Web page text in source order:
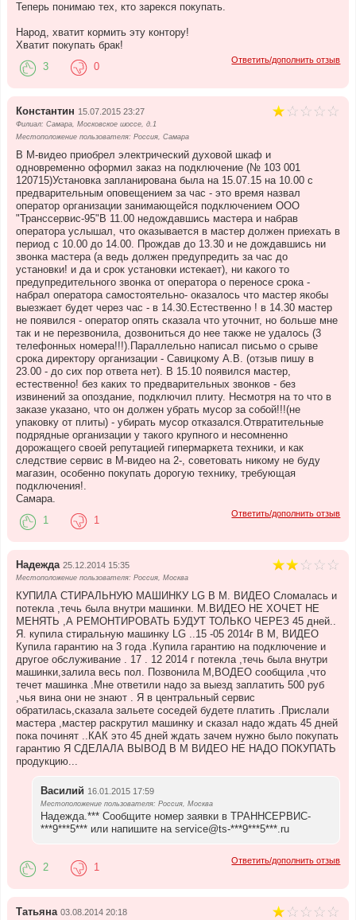
Теперь понимаю тех, кто зарекся покупать.
Народ, хватит кормить эту контору!
Хватит покупать брак!
Ответить/дополнить отзыв
3 0
Константин 15.07.2015 23:27
Филиал: Самара, Московское шоссе, д.1
Местоположение пользователя: Россия, Самара
В М-видео приобрел электрический духовой шкаф и
одновременно оформил заказ на подключение (№ 103 001
120715)Установка запланирована была на 15.07.15 на 10.00 с
предварительным оповещением за час - это время назвал
оператор организации занимающейся подключением ООО
"Транссервис-95"В 11.00 недождавшись мастера и набрав
оператора услышал, что оказывается в мастер должен приехать в
период с 10.00 до 14.00. Прождав до 13.30 и не дождавшись ни
звонка мастера (а ведь должен предупредить за час до
установки! и да и срок установки истекает), ни какого то
предупредительного звонка от оператора о переносе срока -
набрал оператора самостоятельно- оказалось что мастер якобы
выезжает будет через час - в 14.30.Естественно ! в 14.30 мастер
не появился - оператор опять сказала что уточнит, но больше мне
так и не перезвонила, дозвониться до нее также не удалось (3
телефонных номера!!!).Параллельно написал письмо о срыве
срока директору организации - Савицкому А.В. (отзыв пишу в
23.00 - до сих пор ответа нет). В 15.10 появился мастер,
естественно! без каких то предварительных звонков - без
извинений за опоздание, подключил плиту. Несмотря на то что в
заказе указано, что он должен убрать мусор за собой!!!(не
упаковку от плиты) - убирать мусор отказался.Отвратительные
подрядные организации у такого крупного и несомненно
дорожащего своей репутацией гипермаркета техники, и как
следствие сервис в М-видео на 2-, советовать никому не буду
магазин, особенно покупать дорогую технику, требующая
подключения!.
Самара.
Ответить/дополнить отзыв
1 1
Надежда 25.12.2014 15:35
Местоположение пользователя: Россия, Москва
КУПИЛА СТИРАЛЬНУЮ МАШИНКУ LG В М. ВИДЕО Сломалась и
потекла ,течь была внутри машинки. М.ВИДЕО НЕ ХОЧЕТ НЕ
МЕНЯТЬ ,А РЕМОНТИРОВАТЬ БУДУТ ТОЛЬКО ЧЕРЕЗ 45 дней..
Я. купила стиральную машинку LG ..15 -05 2014г В М, ВИДЕО
Купила гарантию на 3 года .Купила гарантию на подключение и
другое обслуживание . 17 . 12 2014 г потекла ,течь была внутри
машинки,залила весь пол. Позвонила М,ВОДЕО сообщила ,что
течет машинка .Мне ответили надо за выезд заплатить 500 руб
,чья вина они не знают . Я в центральный сервис
обратилась,сказала зальете соседей будете платить .Прислали
мастера ,мастер раскрутил машинку и сказал надо ждать 45 дней
пока починят ..КАК это 45 дней ждать зачем нужно было покупать
гарантию Я СДЕЛАЛА ВЫВОД В М ВИДЕО НЕ НАДО ПОКУПАТЬ
продукцию...
Василий 16.01.2015 17:59
Местоположение пользователя: Россия, Москва
Надежда.*** Сообщите номер заявки в ТРАННСЕРВИС-
***9***5*** или напишите на service@ts-***9***5***.ru
Ответить/дополнить отзыв
2 1
Татьяна 03.08.2014 20:18